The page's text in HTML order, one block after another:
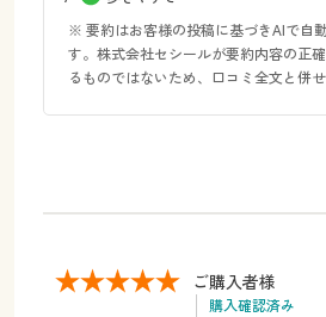
※ 要約はお客様の投稿に基づきAIで自
す。株式会社セシールが要約内容の正
るものではないため、口コミ全文と併
ご購入者様
購入確認済み